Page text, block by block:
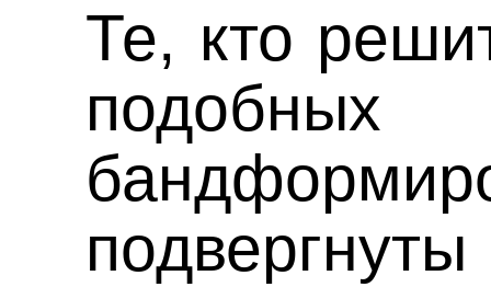
Те, кто
подобных